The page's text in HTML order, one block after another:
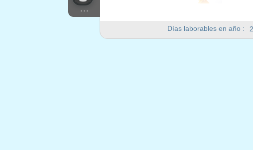
...
Días laborables en año :